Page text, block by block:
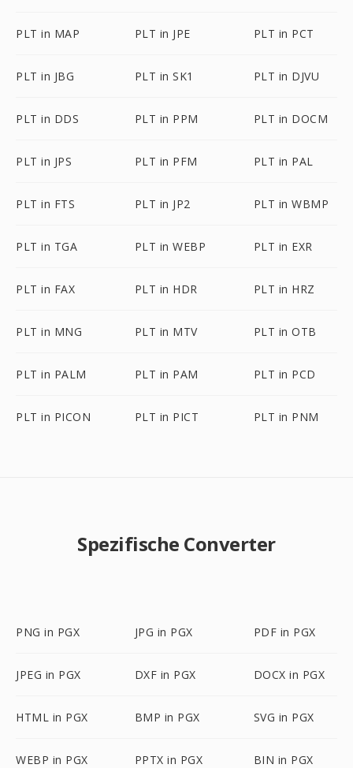
PLT in MAP PLT in JPE PLT in PCT
PLT in JBG PLT in SK1 PLT in DJVU
PLT in DDS PLT in PPM PLT in DOCM
PLT in JPS PLT in PFM PLT in PAL
PLT in FTS PLT in JP2 PLT in WBMP
PLT in TGA PLT in WEBP PLT in EXR
PLT in FAX PLT in HDR PLT in HRZ
PLT in MNG PLT in MTV PLT in OTB
PLT in PALM PLT in PAM PLT in PCD
PLT in PICON PLT in PICT PLT in PNM
Spezifische Converter
PNG in PGX JPG in PGX PDF in PGX
JPEG in PGX DXF in PGX DOCX in PGX
HTML in PGX BMP in PGX SVG in PGX
WEBP in PGX PPTX in PGX BIN in PGX